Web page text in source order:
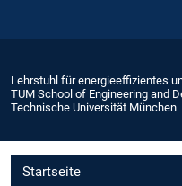
Lehrstuhl für energieeffizientes
TUM School of Engineering and
Technische Universität München
Startseite